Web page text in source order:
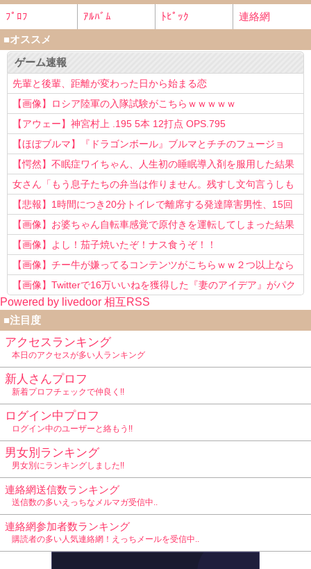
ﾌﾟﾛﾌ
ｱﾙﾊﾞﾑ ﾄﾋﾟｯｸ
連絡網
■オススメ
ゲーム速報
先輩と後輩、距離が変わった日から始まる恋
【画像】ロシア陸軍の入隊試験がこちらｗｗｗｗｗ
【アウェー】神宮村上 .195 5本 12打点 OPS.795
【ほぼブルマ】『ドラゴンボール』ブルマとチチのフュージョ
ン、クッソ可愛すぎるwwwwwww
【愕然】不眠症ワイちゃん、人生初の睡眠導入剤を服用した結果
ｗｗｗｗ
女さん「もう息子たちの弁当は作りません。残すし文句言うしも
う知らない！」
【悲報】1時間につき20分トイレで離席する発達障害男性、15回
以上転職を重ねてしまう
【画像】お婆ちゃん自転車感覚で原付きを運転してしまった結果
www
【画像】よし！茄子焼いたぞ！ナス食うぞ！！
【画像】チー牛が嫌ってるコンテンツがこちらｗｗ２つ以上なら
確定ｗｗ
【画像】Twitterで16万いいねを獲得した『妻のアイデア』がパク
リで草www
Powered by livedoor 相互RSS
■注目度
アクセスランキング
本日のアクセスが多い人ランキング
新人さんプロフ
新着プロフチェックで仲良く!!
ログイン中プロフ
ログイン中のユーザーと絡もう!!
男女別ランキング
男女別にランキングしました!!
連絡網送信数ランキング
送信数の多いえっちなメルマガ受信中..
連絡網参加者数ランキング
購読者の多い人気連絡網！えっちメールを受信中..